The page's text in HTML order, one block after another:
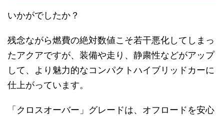
いかがでしたか？
残念ながら燃費の絶対数値こそ若干悪化してしまっ
たアクアですが、装備や走り、静粛性などがアップ
して、より魅力的なコンパクトハイブリッドカーに
仕上がっています。
「クロスオーバー」グレードは、オフロードを安心